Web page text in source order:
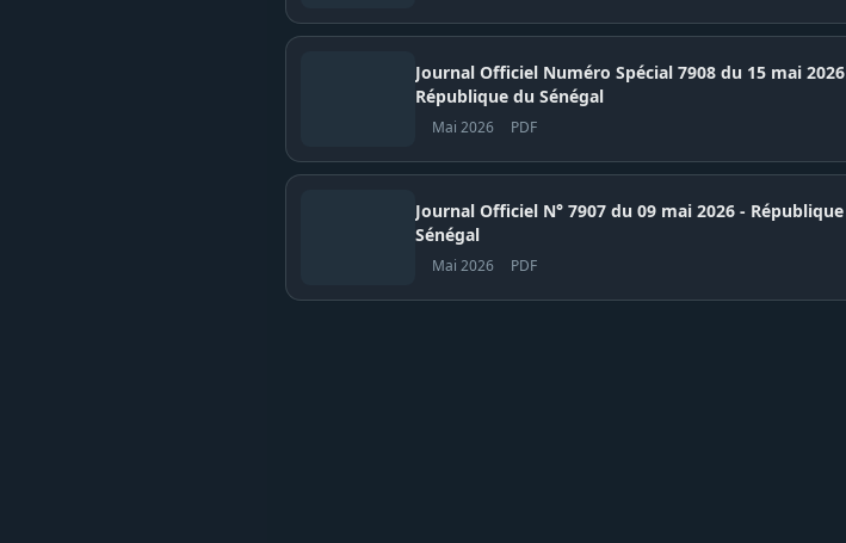
Journal Officiel Numéro Spécial 7908 du 15 mai 2026 -
République du Sénégal
Mai 2026 PDF
Journal Officiel N° 7907 du 09 mai 2026 - République du
Sénégal
Mai 2026 PDF